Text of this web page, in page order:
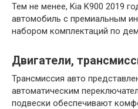
Тем не менее, Kia K900 2019
автомобиль с премиальным
набором комплектаций по
Двигатели,
Трансмиссия авто
автоматическим
подвески обеспечивают